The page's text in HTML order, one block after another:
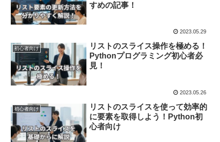
すめの記事！
2023.05.29
初心者向け
リストのスライス操作を極める！
Pythonプログラミング初心者必
見！
2023.05.26
初心者向け
リストのスライスを使って効率的
に要素を取得しよう！Python初
心者向け